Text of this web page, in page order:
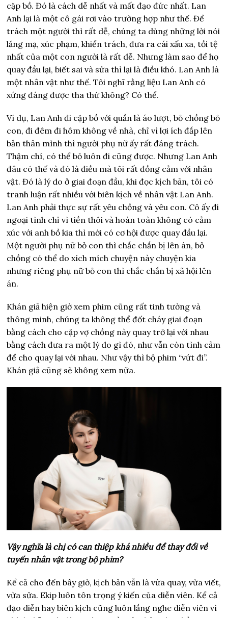
cặp bồ. Đó là cách dễ nhất và mất đạo đức nhất. Lan
Anh lại là một cô gái rơi vào trường hợp như thế.Để
trách một người thì rất dễ, chúng ta dùng những lời nói
lăng mạ, xúc phạm, khiển trách, đưa ra cái xấu xa, tồi tệ
nhất của một con người là rất dễ. Nhưng làm sao để họ
quay đầu lại, biết sai và sửa thì lại là điều khó. Lan Anh là
một nhân vật như thế. Tôi nghĩ rằng liệu Lan Anh có
xứng đáng được tha thứ không? Có thể.
Ví dụ, Lan Anh đi cặp bồ với quần là áo lượt, bỏ chồng bỏ
con, đi đêm đi hôm không về nhà, chỉ vì lợi ích đắp lên
bản thân mình thì người phụ nữ ấy rất đáng trách.
Thậm chí, có thể bỏ luôn đi cũng được. Nhưng Lan Anh
đâu có thế và đó là điều mà tôi rất đồng cảm với nhân
vật. Đó là lý do ở giai đoạn đầu, khi đọc kịch bản, tôi có
tranh luận rất nhiều với biên kịch về nhân vật Lan Anh.
Lan Anh phải thực sự rất yêu chồng và yêu con. Cô ấy đi
ngoại tình chỉ vì tiền thôi và hoàn toàn không có cảm
xúc với anh bồ kia thì mới có cơ hội được quay đầu lại.
Một người phụ nữ bỏ con thì chắc chắn bị lên án, bỏ
chồng có thể do xích mích chuyện này chuyện kia
nhưng riêng phụ nữ bỏ con thì chắc chắn bị xã hội lên
án.
Khán giả hiện giờ xem phim cũng rất tinh tường và
thông minh, chúng ta không thể đốt cháy giai đoạn
bằng cách cho cặp vợ chồng này quay trở lại với nhau
bằng cách đưa ra một lý do gì đó, như vẫn còn tình cảm
để cho quay lại với nhau. Như vậy thì bộ phim “vứt đi”.
Khán giả cũng sẽ không xem nữa.
Vậy nghĩa là chị có can thiệp khá nhiều để thay đổi về
tuyến nhân vật trong bộ phim?
Kể cả cho đến bây giờ, kịch bản vẫn là vừa quay, vừa viết,
vừa sửa. Ekip luôn tôn trọng ý kiến của diễn viên. Kể cả
đạo diễn hay biên kịch cũng luôn lắng nghe diễn viên vì